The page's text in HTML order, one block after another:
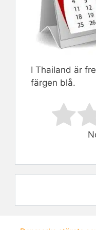
I Thailand är
färgen blå.
Rate this item: